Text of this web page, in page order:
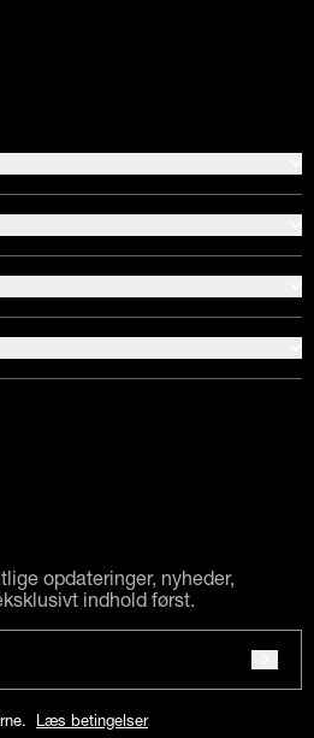
opdateringer, nyheder,
indhold først.
Læs betingelser